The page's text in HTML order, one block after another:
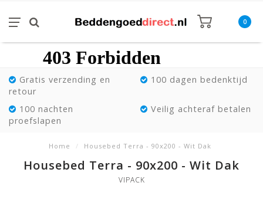
0
Gratis verzending en
retour
100 dagen bedenktijd
100 nachten
proefslapen
Veilig achteraf betalen
Home / Housebed Terra - 90x200 - Wit Dak
Housebed Terra - 90x200 - Wit Dak
VIPACK